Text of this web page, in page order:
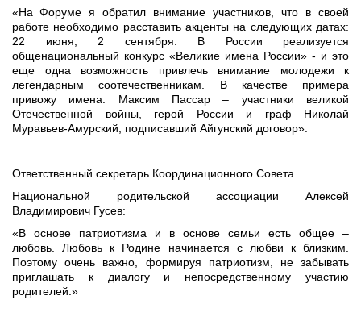
«На Форуме я обратил внимание участников, что в своей
работе необходимо расставить акценты на следующих датах:
22 июня, 2 сентября. В России реализуется
общенациональный конкурс «Великие имена России» - и это
еще одна возможность привлечь внимание молодежи к
легендарным соотечественникам. В качестве примера
привожу имена: Максим Пассар – участники великой
Отечественной войны, герой России и граф Николай
Муравьев-Амурский, подписавший Айгунский договор».
Ответственный секретарь Координационного Совета
Национальной родительской ассоциации Алексей
Владимирович Гусев:
«В основе патриотизма и в основе семьи есть общее –
любовь. Любовь к Родине начинается с любви к близким.
Поэтому очень важно, формируя патриотизм, не забывать
приглашать к диалогу и непосредственному участию
родителей.»